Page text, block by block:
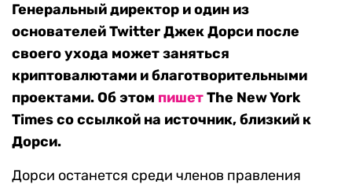
Генеральный директор и один из
основателей Twitter Джек Дорси после
своего ухода может заняться
криптовалютами и благотворительными
проектами. Об этом пишетThe New York
Times со ссылкой на источник, близкий к
Дорси.
Дорси останется среди членов правления